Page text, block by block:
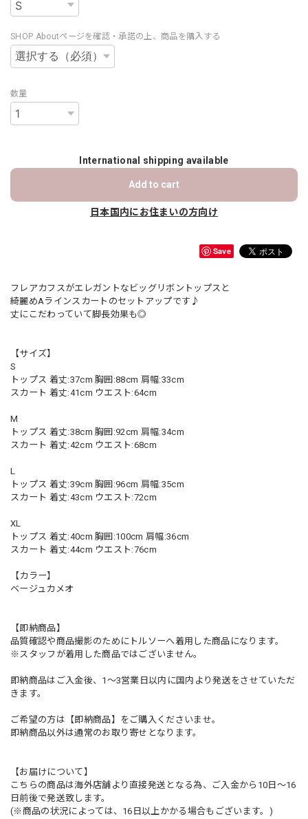
SHOP Aboutページを確認・承諾の上、商品を購入する
数量
International shipping available
Add to cart
日本国内にお住まいの方向け
Save
フレアカフスがエレガントなビッグリボントップスと
綺麗めAラインスカートのセットアップです♪
丈にこだわっていて脚長効果も◎
【サイズ】
S
トップス 着丈:37cm 胸囲:88cm 肩幅:33cm
スカート 着丈:41cm ウエスト:64cm
M
トップス 着丈:38cm 胸囲:92cm 肩幅:34cm
スカート 着丈:42cm ウエスト:68cm
L
トップス 着丈:39cm 胸囲:96cm 肩幅:35cm
スカート 着丈:43cm ウエスト:72cm
XL
トップス 着丈:40cm 胸囲:100cm 肩幅:36cm
スカート 着丈:44cm ウエスト:76cm
【カラー】
ベージュカメオ
【即納商品】
品質確認や商品撮影のためにトルソーへ着用した商品になります。
※スタッフが着用した商品ではございません。
即納商品はご入金後、1〜3営業日以内に国内より発送をさせていただ
きます。
ご希望の方は【即納商品】をご購入くださいませ。
即納商品以外は通常のお取り寄せとなります。
【お届けについて】
こちらの商品は海外店舗より直接発送となる為、ご入金から10日〜16
日前後で発送致します。
(※商品の状況によっては、16日以上かかる場合もございます。)